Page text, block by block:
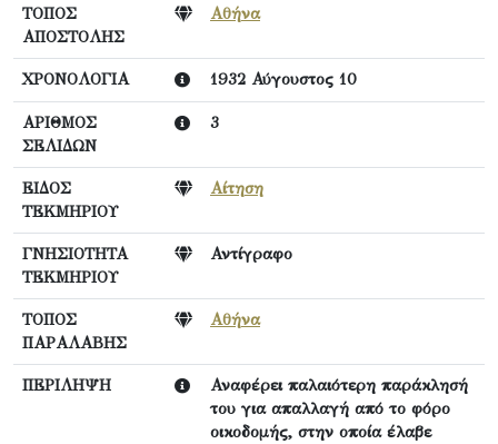
ΤΟΠΟΣ
ΑΠΟΣΤΟΛΗΣ
Αθήνα
ΧΡΟΝΟΛΟΓΙΑ 1932 Αύγουστος 10
ΑΡΙΘΜΟΣ
ΣΕΛΙΔΩΝ
3
ΕΙΔΟΣ
ΤΕΚΜΗΡΙΟΥ
Αίτηση
ΓΝΗΣΙΟΤΗΤΑ
ΤΕΚΜΗΡΙΟΥ
Αντίγραφο
ΤΟΠΟΣ
ΠΑΡΑΛΑΒΗΣ
Αθήνα
ΠΕΡΙΛΗΨΗ
Αναφέρει παλαιότερη παράκλησή
του για απαλλαγή από το φόρο
οικοδομής, στην οποία έλαβε